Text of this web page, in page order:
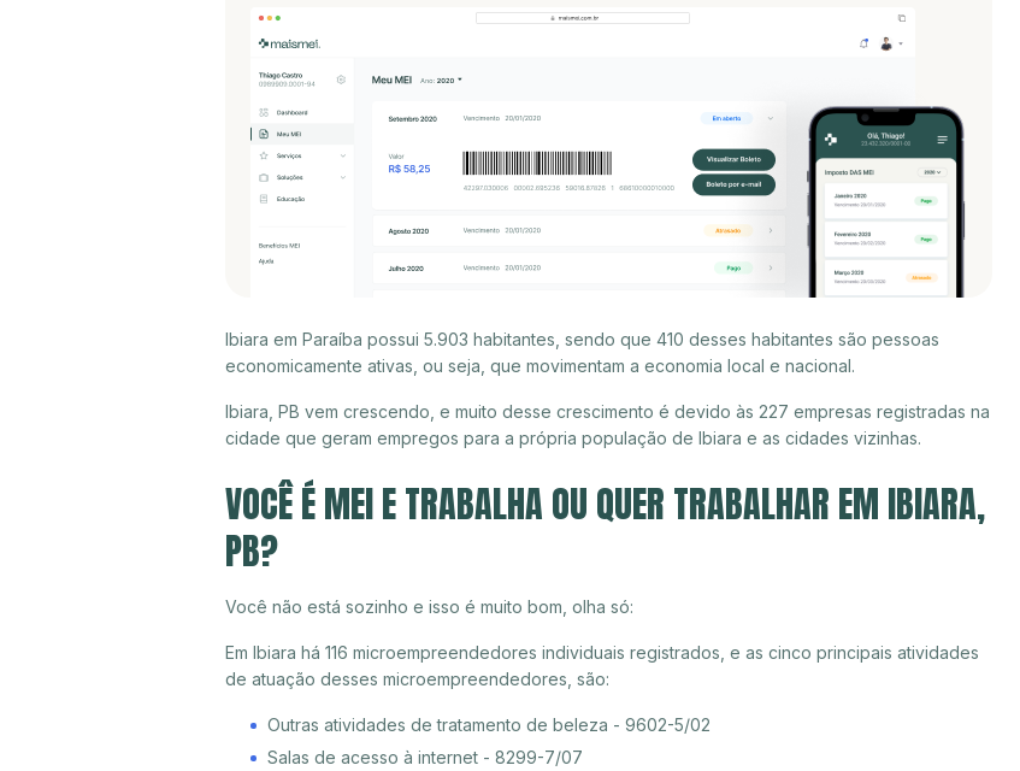
Ibiara em Paraíba possui 5.903 habitantes, sendo que 410 desses habitantes são pessoas
economicamente ativas, ou seja, que movimentam a economia local e nacional.
Ibiara, PB vem crescendo, e muito desse crescimento é devido às 227 empresas registradas na
cidade que geram empregos para a própria população de Ibiara e as cidades vizinhas.
VOCÊ É MEI E TRABALHA OU QUER TRABALHAR EM IBIARA,
PB?
Você não está sozinho e isso é muito bom, olha só:
Em Ibiara há 116 microempreendedores individuais registrados, e as cinco principais atividades
de atuação desses microempreendedores, são:
Outras atividades de tratamento de beleza - 9602-5/02
Salas de acesso à internet - 8299-7/07